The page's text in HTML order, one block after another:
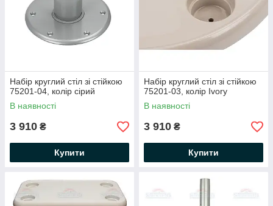
Набір круглий стіл зі стійкою
75201-04, колір сірий
В наявності
3 910 ₴
Купити
Набір круглий стіл зі стійкою
75201-03, колір Ivory
В наявності
3 910 ₴
Купити